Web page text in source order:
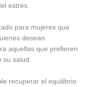
estrés.
para mujeres que
desean
aquellas que prefieren
salud.
recuperar el equilibrio